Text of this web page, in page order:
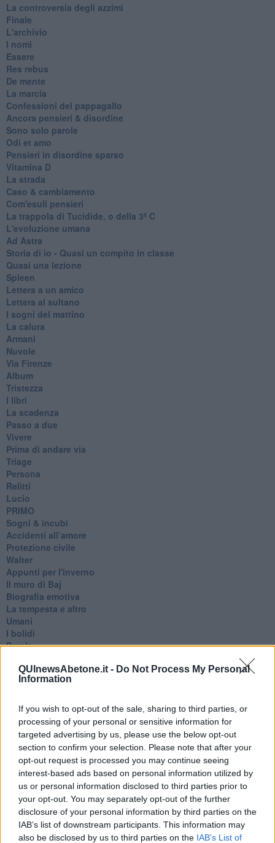
QUInewsAbetone.it - Do Not Process My Personal
Information
If you wish to opt-out of the sale, sharing to third parties, or
processing of your personal or sensitive information for
targeted advertising by us, please use the below opt-out
section to confirm your selection. Please note that after your
opt-out request is processed you may continue seeing
interest-based ads based on personal information utilized by
us or personal information disclosed to third parties prior to
your opt-out. You may separately opt-out of the further
disclosure of your personal information by third parties on the
IAB’s list of downstream participants. This information may
also be disclosed by us to third parties on the IAB’s List of
La controversia degli azzimi
Finale
L'archivio
I nomi
Essere
Res rebus
De mente
La marcia
Confessioni del pappagallo
Ancora pensieri & disordine
Sono solo parole
Odi et amo
Pensieri in disordine sparso
Vitamina D
La strada
Caso & cambiamento
Com'esuli pensieri
La trappola di Tucidide, o della 3ª C
L'evoluzione umana
Ad Astra
Storia di io - Quasi un compito in classe
Quasi una lezione
Spleen
Lettera a un amico
Lettera al sultano
I sogni del mattino
La calura
Armani
Nuvole
Via Firenze
Album
Tristezza
I libri
La scadenza
Passo a due
Vivere
Prima di andare via
Triage
Persona
Relitti
Lucio
PRIMO
Sogni & incubi
Accidenti all’amore
Protezione civile
Walter
Appunti per l'inverno
Il muro di Baj
Biografia emotiva
La tempesta e altro
Umani
I bolidi
Parole
Colpa & merito
Vento
Ospedali del cuore
Coraçào
Charlie
Il telefono del vento
Testamento & Commiato
Poeta
​La colpa - Memorie del commissario
Autunno
Gracias a la vida
Somnium
Fly me to the moon